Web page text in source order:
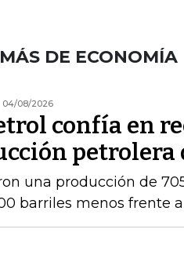
MÁS DE ECONOMÍA
04/08/2026
confía en
petrolera
una producción de
barriles menos frente